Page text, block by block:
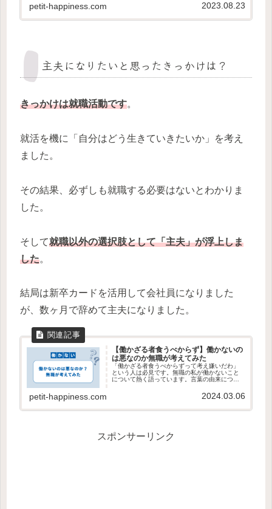
petit-happiness.com 2023.08.23
主夫になりたいと思ったきっかけは？
きっかけは就職活動です。
就活を機に「自分はどう生きていきたいか」を考え
ました。
その結果、必ずしも就職する必要はないとわかりま
した。
そして就職以外の選択肢として「主夫」が浮上しま
した。
結局は新卒カードを活用して会社員になりました
が、数ヶ月で辞めて主夫になりました。
【働かざる者食うべからず】働かないの
は悪なのか無職が考えてみた
「働かざる者食うべからずって考え嫌いだわ」
という人は必見です。無職の私が働かないこと
について熱く語っています。言葉の由来につい
petit-happiness.com 2024.03.06
スポンサーリンク